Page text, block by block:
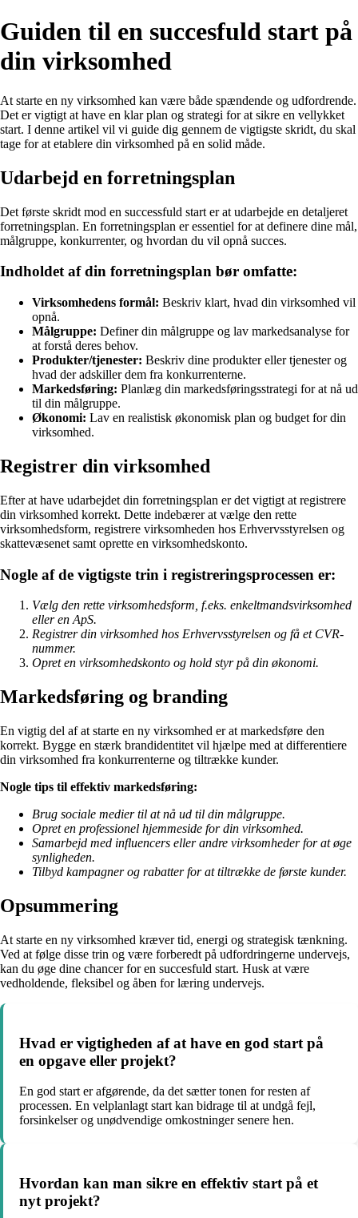
Guiden til en succesfuld start på
din virksomhed
At starte en ny virksomhed kan være både spændende og udfordrende.
Det er vigtigt at have en klar plan og strategi for at sikre en vellykket
start. I denne artikel vil vi guide dig gennem de vigtigste skridt, du skal
tage for at etablere din virksomhed på en solid måde.
Udarbejd en forretningsplan
Det første skridt mod en successfuld start er at udarbejde en detaljeret
forretningsplan. En forretningsplan er essentiel for at definere dine mål,
målgruppe, konkurrenter, og hvordan du vil opnå succes.
Indholdet af din forretningsplan bør omfatte:
Virksomhedens formål: Beskriv klart, hvad din virksomhed vil
opnå.
Målgruppe: Definer din målgruppe og lav markedsanalyse for
at forstå deres behov.
Produkter/tjenester: Beskriv dine produkter eller tjenester og
hvad der adskiller dem fra konkurrenterne.
Markedsføring: Planlæg din markedsføringsstrategi for at nå ud
til din målgruppe.
Økonomi: Lav en realistisk økonomisk plan og budget for din
virksomhed.
Registrer din virksomhed
Efter at have udarbejdet din forretningsplan er det vigtigt at registrere
din virksomhed korrekt. Dette indebærer at vælge den rette
virksomhedsform, registrere virksomheden hos Erhvervsstyrelsen og
skattevæsenet samt oprette en virksomhedskonto.
Nogle af de vigtigste trin i registreringsprocessen er:
Vælg den rette virksomhedsform, f.eks. enkeltmandsvirksomhed
eller en ApS.
Registrer din virksomhed hos Erhvervsstyrelsen og få et CVR-
nummer.
Opret en virksomhedskonto og hold styr på din økonomi.
Markedsføring og branding
En vigtig del af at starte en ny virksomhed er at markedsføre den
korrekt. Bygge en stærk brandidentitet vil hjælpe med at differentiere
din virksomhed fra konkurrenterne og tiltrække kunder.
Nogle tips til effektiv markedsføring:
Brug sociale medier til at nå ud til din målgruppe.
Opret en professionel hjemmeside for din virksomhed.
Samarbejd med influencers eller andre virksomheder for at øge
synligheden.
Tilbyd kampagner og rabatter for at tiltrække de første kunder.
Opsummering
At starte en ny virksomhed kræver tid, energi og strategisk tænkning.
Ved at følge disse trin og være forberedt på udfordringerne undervejs,
kan du øge dine chancer for en succesfuld start. Husk at være
vedholdende, fleksibel og åben for læring undervejs.
Hvad er vigtigheden af at have en god start på
en opgave eller projekt?
En god start er afgørende, da det sætter tonen for resten af
processen. En velplanlagt start kan bidrage til at undgå fejl,
forsinkelser og unødvendige omkostninger senere hen.
Hvordan kan man sikre en effektiv start på et
nyt projekt?